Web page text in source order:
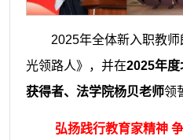
2025年全体新入职教
光领路人》，并在2025年度
获得者、法学院杨贝老师领
弘扬践行教育家精神